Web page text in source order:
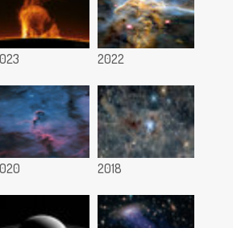
2022
2018